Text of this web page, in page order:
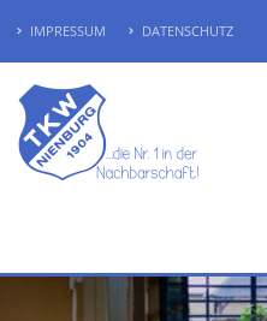
IMPRESSUM DATENSCHUTZ